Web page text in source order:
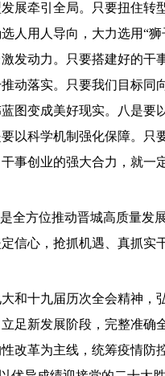
展牵引全局。只要扭住转
人用人导向，大力选用“狮
发动力。只要搭建好的干
动落实。只要我们目标同
图变成美好现实。
八是要
以科学机制强化保障。只
事创业的强大合力，就一
全方位推动晋城高质量发
信心，抢抓机遇、真抓实
和十九届历次全会精神，
足新发展阶段，完整准确
改革为主线，统筹疫情防